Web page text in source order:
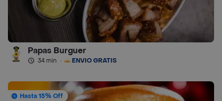
Papas Burguer
34 min · ENVÍO GRATIS
Hasta 15% Off